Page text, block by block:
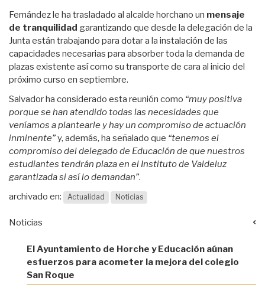
Fernández le ha trasladado al alcalde horchano un mensaje
de tranquilidad garantizando que desde la delegación de la
Junta están trabajando para dotar a la instalación de las
capacidades necesarias para absorber toda la demanda de
plazas existente así como su transporte de cara al inicio del
próximo curso en septiembre.
Salvador ha considerado esta reunión como “muy positiva
porque se han atendido todas las necesidades que
veníamos a plantearle y hay un compromiso de actuación
inminente”y, además, ha señalado que “tenemos el
compromiso del delegado de Educación de que nuestros
estudiantes tendrán plaza en el Instituto de Valdeluz
garantizada si así lo demandan”.
archivado en:
Actualidad Noticias
Noticias
El Ayuntamiento de Horche y Educación aúnan
esfuerzos para acometer la mejora del colegio
San Roque